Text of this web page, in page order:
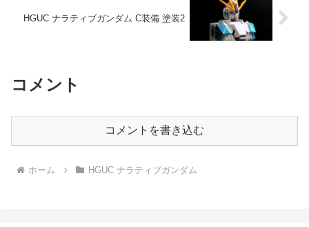
HGUC ナラティブガンダム C装備 塗装2
コメント
コメントを書き込む
ホーム HGUC ナラティブガンダム